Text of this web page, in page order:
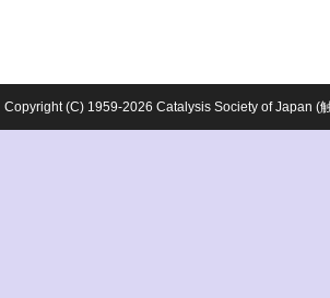
Copyright (C) 1959-2026 Catalysis Society of Japan (